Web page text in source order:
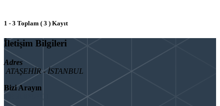
1 - 3 Toplam ( 3 ) Kayıt
İletişim Bilgileri
Adres
ATAŞEHİR - İSTANBUL
Bizi Arayın